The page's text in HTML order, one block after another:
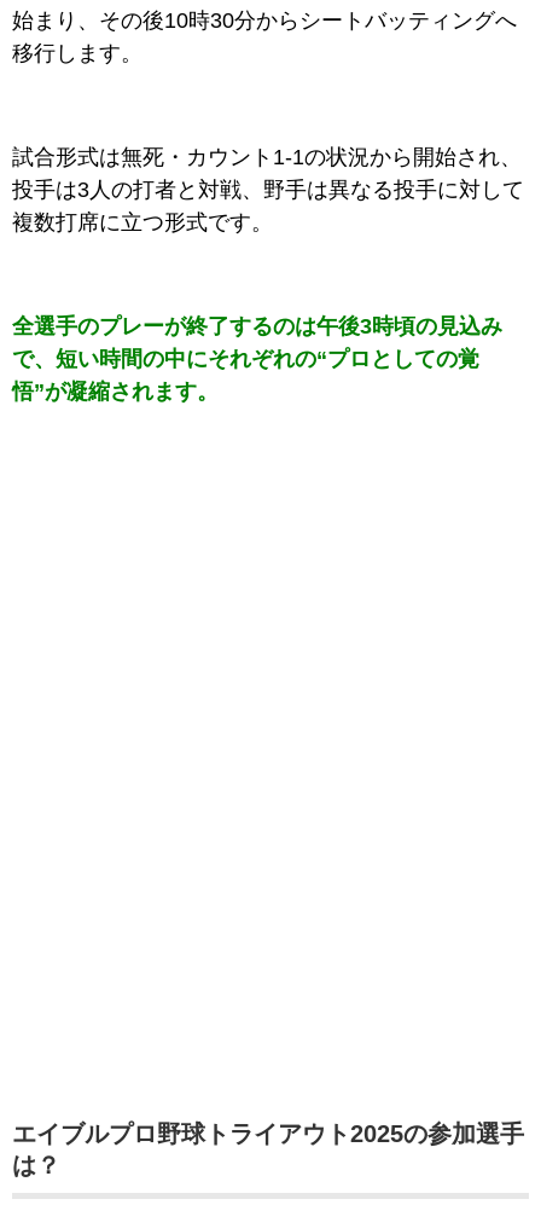
始まり、その後10時30分からシートバッティングへ
移行します。
試合形式は無死・カウント1-1の状況から開始され、
投手は3人の打者と対戦、野手は異なる投手に対して
複数打席に立つ形式です。
全選手のプレーが終了するのは午後3時頃の見込み
で、短い時間の中にそれぞれの“プロとしての覚
悟”が凝縮されます。
エイブルプロ野球トライアウト2025の参加選手
は？